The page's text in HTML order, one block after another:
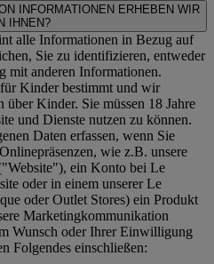
INFORMATIONEN ERHEBEN WIR
IHNEN?
alle Informationen in Bezug auf
Sie zu identifizieren, entweder
mit anderen Informationen.
Kinder bestimmt und wir
Kinder. Sie müssen 18 Jahre
und Dienste nutzen zu können.
Daten erfassen, wenn Sie
wie z.B. unsere
Website"), ein Konto bei Le
oder in einem unserer Le
oder Outlet Stores) ein Produkt
Marketingkommunikation
Wunsch oder Ihrer Einwilligung
Folgendes einschließen: